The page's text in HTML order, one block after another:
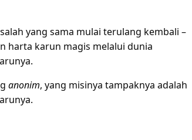
yang sama mulai terulang kembali –
harta karun magis melalui dunia
anonim, yang misinya tampaknya adalah